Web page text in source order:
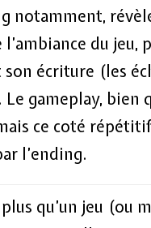
notamment,
du jeu,
écriture (les
gameplay, bien
ce coté répétitif
l’ending.
qu’un jeu (ou